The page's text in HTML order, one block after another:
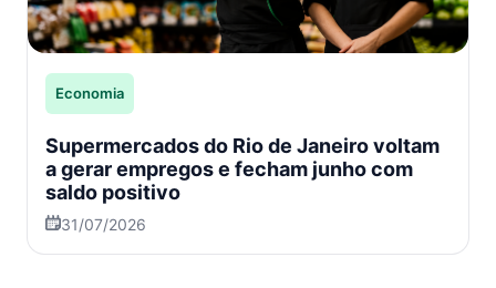
Economia
Supermercados do Rio de Janeiro voltam
a gerar empregos e fecham junho com
saldo positivo
31/07/2026